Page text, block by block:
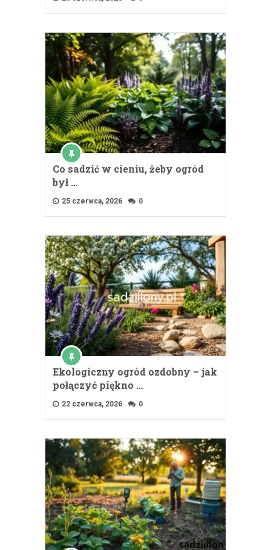
Co sadzić w cieniu, żeby ogród
był …
25 czerwca, 2026 0
Ekologiczny ogród ozdobny – jak
połączyć piękno …
22 czerwca, 2026 0